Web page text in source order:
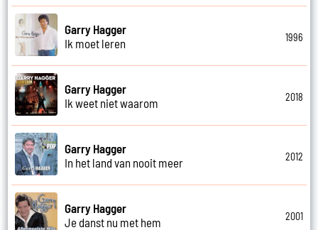
Garry Hagger
Ik moet leren
1996
Garry Hagger
Ik weet niet waarom
2018
Garry Hagger
In het land van nooit meer
2012
Garry Hagger
Je danst nu met hem
2001